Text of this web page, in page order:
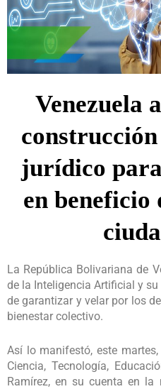
Venezuela
jurídico
en beneficio
La República Bolivariana de
de la Inteligencia Artificial y
de garantizar y velar por los
bienestar colectivo.
Así lo manifestó, este
Ciencia, Tecnología,
Ramírez, en su cuenta en